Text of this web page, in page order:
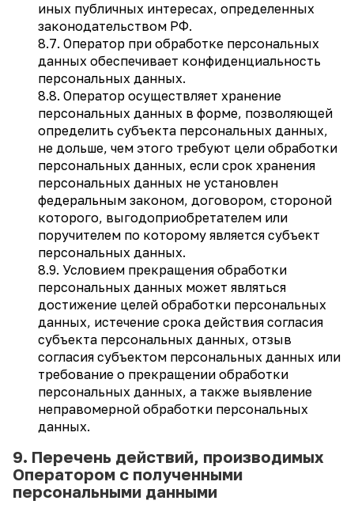
иных публичных интересах, определенных
законодательством РФ.
8.7. Оператор при обработке персональных
данных обеспечивает конфиденциальность
персональных данных.
8.8. Оператор осуществляет хранение
персональных данных в форме, позволяющей
определить субъекта персональных данных,
не дольше, чем этого требуют цели обработки
персональных данных, если срок хранения
персональных данных не установлен
федеральным законом, договором, стороной
которого, выгодоприобретателем или
поручителем по которому является субъект
персональных данных.
8.9. Условием прекращения обработки
персональных данных может являться
достижение целей обработки персональных
данных, истечение срока действия согласия
субъекта персональных данных, отзыв
согласия субъектом персональных данных или
требование о прекращении обработки
персональных данных, а также выявление
неправомерной обработки персональных
данных.
9. Перечень действий, производимых
Оператором с полученными
персональными данными